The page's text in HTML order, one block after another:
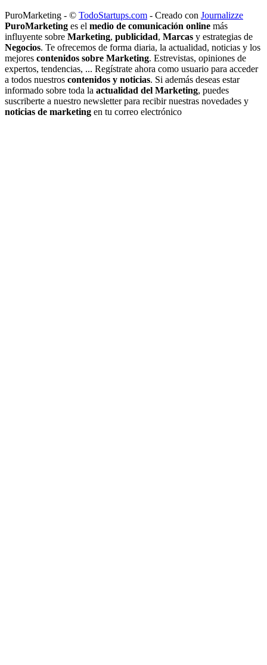
PuroMarketing - © TodoStartups.com - Creado con Journalizze
PuroMarketing es el medio de comunicación online más
influyente sobre Marketing, publicidad, Marcas y estrategias de
Negocios. Te ofrecemos de forma diaria, la actualidad, noticias y los
mejores contenidos sobre Marketing. Estrevistas, opiniones de
expertos, tendencias, ... Regístrate ahora como usuario para acceder
a todos nuestros contenidos y noticias. Si además deseas estar
informado sobre toda la actualidad del Marketing, puedes
suscriberte a nuestro newsletter para recibir nuestras novedades y
noticias de marketing en tu correo electrónico